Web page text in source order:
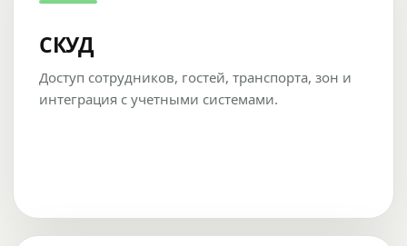
СКУД
Доступ сотрудников, гостей, транспорта, зон и
интеграция с учетными системами.